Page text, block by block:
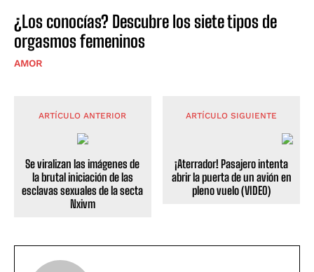
¿Los conocías? Descubre los siete tipos de
orgasmos femeninos
AMOR
ARTÍCULO ANTERIOR
Se viralizan las imágenes de
la brutal iniciación de las
esclavas sexuales de la secta
Nxivm
ARTÍCULO SIGUIENTE
¡Aterrador! Pasajero intenta
abrir la puerta de un avión en
pleno vuelo (VIDEO)